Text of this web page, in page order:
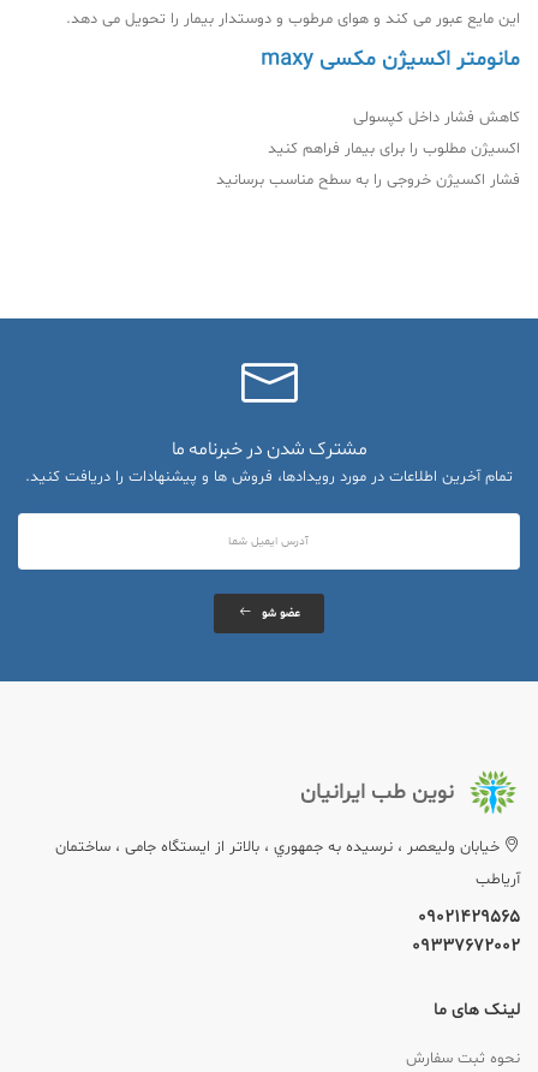
این مایع عبور می کند و هوای مرطوب و دوستدار بیمار را تحویل می دهد.
مانومتر اکسیژن مکسی maxy
کاهش فشار داخل کپسولی
اکسیژن مطلوب را برای بیمار فراهم کنید
فشار اکسیژن خروجی را به سطح مناسب برسانید
مشترک شدن در خبرنامه ما
تمام آخرین اطلاعات در مورد رویدادها، فروش ها و پیشنهادات را دریافت کنید.
عضو شو
نوین طب ایرانیان
خيابان وليعصر ، نرسيده به جمهوري ، بالاتر از ایستگاه جامی ، ساختمان
آریاطب
09021429565
09337672002
لینک های ما
نحوه ثبت سفارش